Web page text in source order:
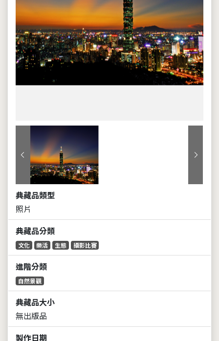
上一張 下一張
典藏品類型
照片
典藏品分類
文化 樂活 生態 攝影比賽
進階分類
自然景觀
典藏品大小
無出版品
製作日期